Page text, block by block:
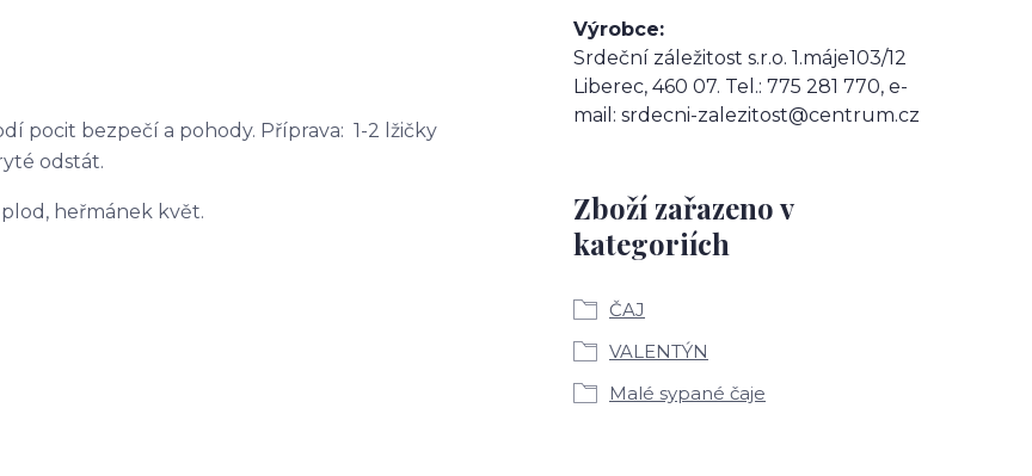
pocit bezpečí a pohody. Příprava: 1-2 lžičky
odstát.
heřmánek květ.
Výrobce
Srdeční záležitost s.r.o. 1.máje103/12
Liberec, 460 07. Tel.: 775 281 770, e-
mail: srdecni-zalezitost@centrum.cz
Zboží zařazeno v
kategoriích
ČAJ
VALENTÝN
Malé sypané čaje